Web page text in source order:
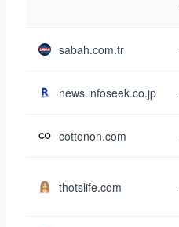
sabah.com.tr
news.infoseek.co.jp
cottonon.com
thotslife.com